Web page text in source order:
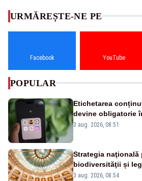
URMĂREȘTE-NE PE
Facebook YouTube
POPULAR
Etichetarea
devine obligatorie
3 aug. 2026, 08:51
Strategia naţională
biodiversităţii și
dezbatere
3 aug. 2026, 08:54